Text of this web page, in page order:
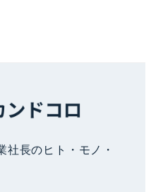
社長のヒト・モノ・